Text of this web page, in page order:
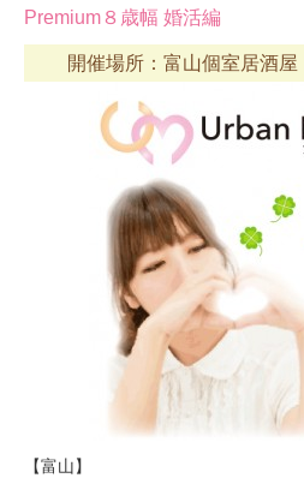
Premium８歳幅 婚活編
開催場所：富山個室居酒
【富山】